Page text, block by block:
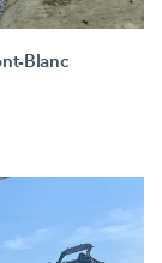
Blanc